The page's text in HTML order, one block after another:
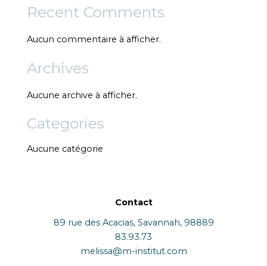
Recent Comments
Aucun commentaire à afficher.
Archives
Aucune archive à afficher.
Categories
Aucune catégorie
Contact
89 rue des Acacias, Savannah, 98889
83.93.73
melissa@m-institut.com